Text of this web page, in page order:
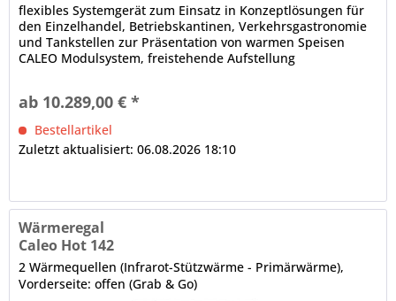
flexibles Systemgerät zum Einsatz in Konzeptlösungen für
den Einzelhandel, Betriebskantinen, Verkehrsgastronomie
und Tankstellen zur Präsentation von warmen Speisen
CALEO Modulsystem, freistehende Aufstellung
hitzebeständig Ausstellfläche in Schwarzglas mit...
ab 10.289,00 € *
Bestellartikel
Zuletzt aktualisiert: 06.08.2026 18:10
Wärmeregal
Caleo Hot 142
2 Wärmequellen (Infrarot-Stützwärme - Primärwärme),
Vorderseite: offen (Grab & Go)